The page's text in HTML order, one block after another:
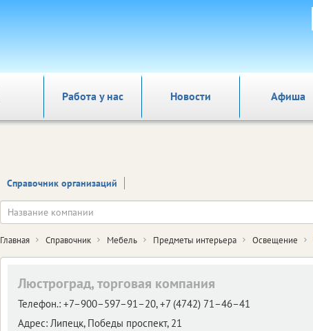
Работа у нас Новости Афиша
Справочник организаций
Главная Справочник Мебель Предметы интерьера Освещение
Люстроград, торговая компания
Телефон.: +7–900–597–91–20, +7 (4742) 71–46–41
Адрес: Липецк, Победы проспект, 21